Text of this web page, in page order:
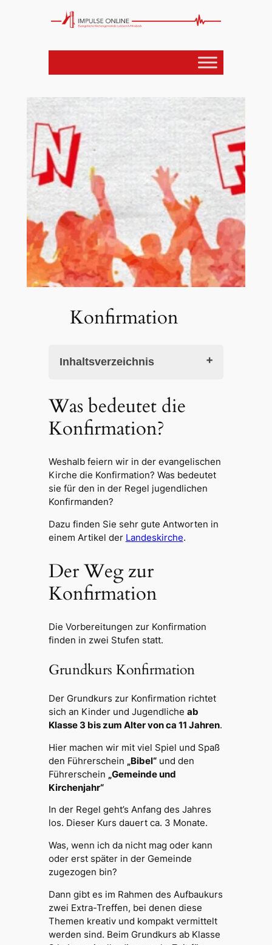
Konfirmation
Inhaltsverzeichnis
Was bedeutet die Konfirmation?
Der Weg zur Konfirmation
Grundkurs Konfirmation
Hauptkurs Konfirmation
Leitfaden für die Konfis
Konfigruppen
Was bedeutet die
Konfirmation?
Weshalb feiern wir in der evangelischen
Kirche die Konfirmation? Was bedeutet
sie für den in der Regel jugendlichen
Konfirmanden?
Dazu finden Sie sehr gute Antworten in
einem Artikel der Landeskirche.
Der Weg zur
Konfirmation
Die Vorbereitungen zur Konfirmation
finden in zwei Stufen statt.
Grundkurs Konfirmation
Der Grundkurs zur Konfirmation richtet
sich an Kinder und Jugendliche ab
Klasse 3 bis zum Alter von ca 11 Jahren.
Hier machen wir mit viel Spiel und Spaß
den Führerschein „Bibel“und den
Führerschein „Gemeinde und
Kirchenjahr“
In der Regel geht’s Anfang des Jahres
los. Dieser Kurs dauert ca. 3 Monate.
Was, wenn ich da nicht mag oder kann
oder erst später in der Gemeinde
zugezogen bin?
Dann gibt es im Rahmen des Aufbaukurs
zwei Extra-Treffen, bei denen diese
Themen kreativ und kompakt vermittelt
werden sind. Beim Grundkurs ab Klasse